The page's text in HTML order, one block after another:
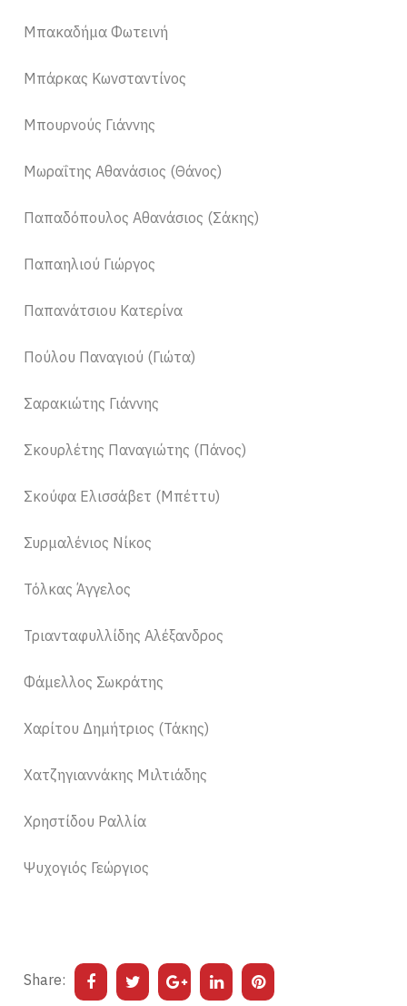
Μπακαδήμα Φωτεινή
Μπάρκας Κωνσταντίνος
Μπουρνούς Γιάννης
Μωραΐτης Αθανάσιος (Θάνος)
Παπαδόπουλος Αθανάσιος (Σάκης)
Παπαηλιού Γιώργος
Παπανάτσιου Κατερίνα
Πούλου Παναγιού (Γιώτα)
Σαρακιώτης Γιάννης
Σκουρλέτης Παναγιώτης (Πάνος)
Σκούφα Ελισσάβετ (Μπέττυ)
Συρμαλένιος Νίκος
Τόλκας Άγγελος
Τριανταφυλλίδης Αλέξανδρος
Φάμελλος Σωκράτης
Χαρίτου Δημήτριος (Τάκης)
Χατζηγιαννάκης Μιλτιάδης
Χρηστίδου Ραλλία
Ψυχογιός Γεώργιος
Share: